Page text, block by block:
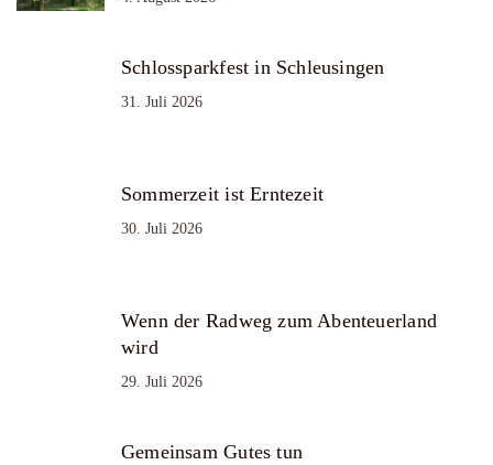
Schlossparkfest in Schleusingen
31. Juli 2026
Sommerzeit ist Erntezeit
30. Juli 2026
Wenn der Radweg zum Abenteuerland
wird
29. Juli 2026
Gemeinsam Gutes tun